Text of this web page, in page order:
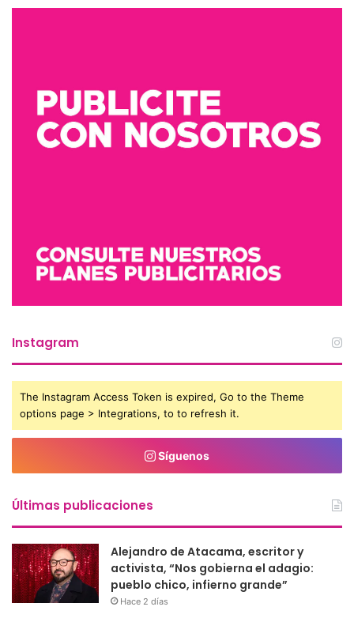
Instagram
The Instagram Access Token is expired, Go to the Theme
options page > Integrations, to to refresh it.
Síguenos
Últimas publicaciones
Alejandro de Atacama, escritor y
activista, “Nos gobierna el adagio:
pueblo chico, infierno grande”
Hace 2 días